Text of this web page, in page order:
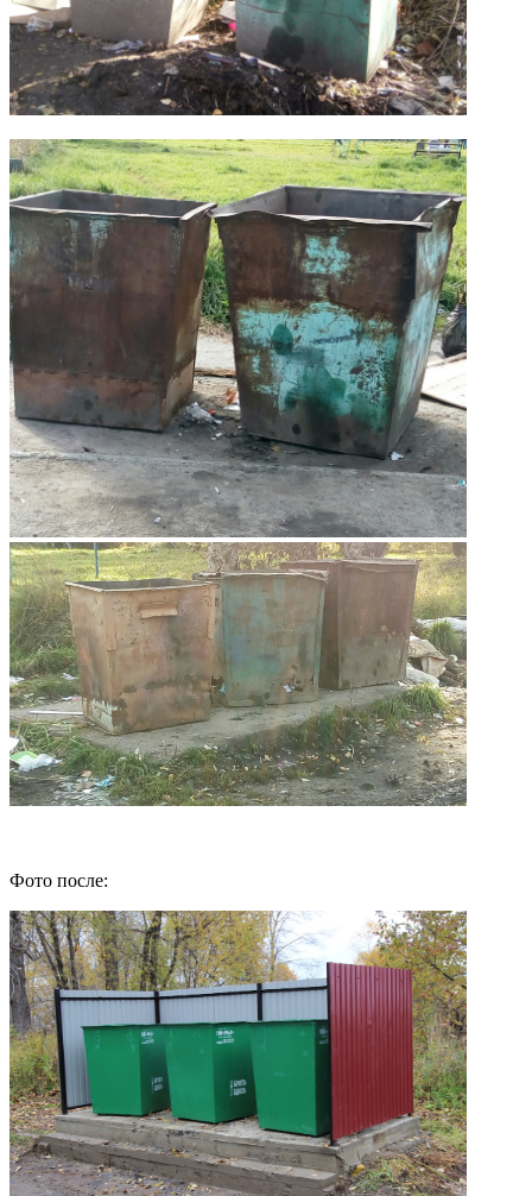
Фото после: